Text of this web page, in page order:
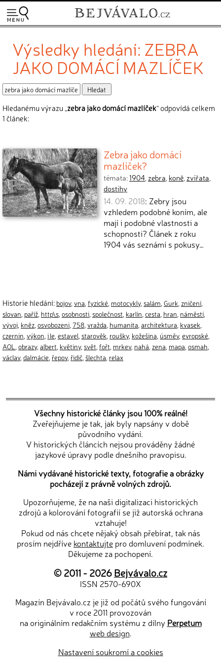
Výsledky hledání: ZEBRA
JAKO DOMÁCÍ MAZLÍČEK
Hledanému výrazu „zebra jako domácí mazlíček“ odpovídá celkem
1 článek:
Zebra jako domácí
mazlíček?
témata:1904, zebra, koně, zvířata,
dostihy
14. 09. 2018: Zebry jsou
vzhledem podobné koním, ale
mají i podobné vlastnosti a
schopnosti? Článek z roku
1904 vás seznámí s pokusy…
Historie hledání: bojov, vna fyzické motocykly, salám Gurk zničení
slovan paříž http\s osobnosti společnost karlín cesta hran náměstí
vývoj kněz osvobozeni 758 vražda humanita architektura kvasek
czernin výkon i le estavel starověk roušky, kožešina úsměv, evropské
AOL
obrazy, albert květiny, svět fořt mrkev, nahá zena mapa osmah
václav, dalmácie řepov, řidič šlechta relax
Všechny historické články jsou 100% reálné!
Zveřejňujeme je tak, jak byly napsány v době
původního vydání.
V historických článcích nejsou prováděny žádné
jazykové úpravy podle dnešního pravopisu.
Námi vydávané historické texty, fotografie a obrázky
pocházejí z právně volných zdrojů.
Upozorňujeme, že na naši digitalizaci historických
zdrojů a kolorování fotografií se již autorská ochrana
vztahuje!
Pokud od nás chcete nějaký obsah přebírat, tak nás
prosím nejdříve kontaktujte pro domluvení podmínek.
Děkujeme za pochopení.
© 2011 - 2026Bejvávalo.cz
ISSN 2570-690X
Magazín Bejvávalo.cz je již od počátů svého fungování
v roce 2011 provozován
na originálním redakčním systému z dílny Perpetum
web design.
Nastavení soukromí a cookies